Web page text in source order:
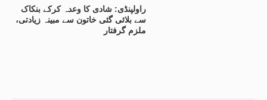
راولپنڈی: شادی کا وعدہ کرکے بنکاک
سے بلائی گئی خاتون سے مبینہ زیادتی،
ملزم گرفتار